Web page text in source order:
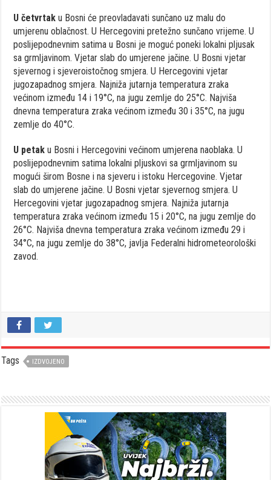
U četvrtak u Bosni će preovladavati sunčano uz malu do
umjerenu oblačnost. U Hercegovini pretežno sunčano vrijeme. U
poslijepodnevnim satima u Bosni je moguć poneki lokalni pljusak
sa grmljavinom. Vjetar slab do umjerene jačine. U Bosni vjetar
sjevernog i sjeveroistočnog smjera. U Hercegovini vjetar
jugozapadnog smjera. Najniža jutarnja temperatura zraka
većinom između 14 i 19°C, na jugu zemlje do 25°C. Najviša
dnevna temperatura zraka većinom između 30 i 35°C, na jugu
zemlje do 40°C.
U petak u Bosni i Hercegovini većinom umjerena naoblaka. U
poslijepodnevnim satima lokalni pljuskovi sa grmljavinom su
mogući širom Bosne i na sjeveru i istoku Hercegovine. Vjetar
slab do umjerene jačine. U Bosni vjetar sjevernog smjera. U
Hercegovini vjetar jugozapadnog smjera. Najniža jutarnja
temperatura zraka većinom između 15 i 20°C, na jugu zemlje do
26°C. Najviša dnevna temperatura zraka većinom između 29 i
34°C, na jugu zemlje do 38°C, javlja Federalni hidrometeorološki
zavod.
Tags IZDVOJENO